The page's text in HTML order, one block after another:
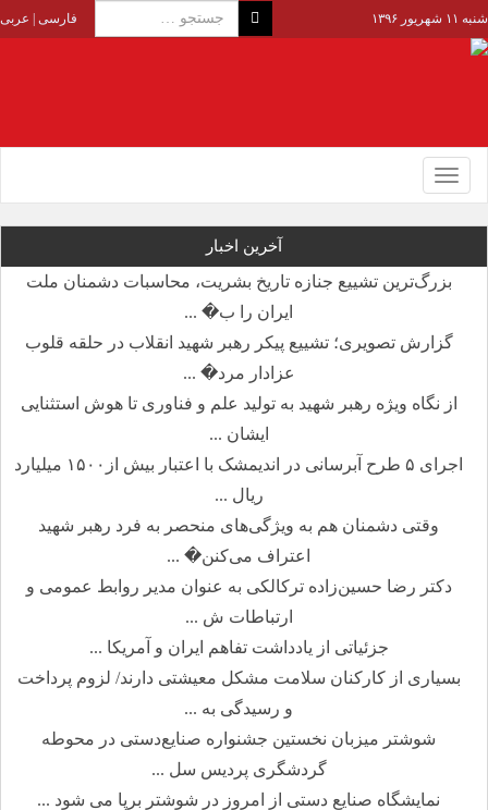
شنبه ۱۱ شهریور ۱۳۹۶ فارسی عربی
Toggle
navigation
آخرین اخبار
بزرگ‌ترین تشییع جنازه تاریخ بشریت، محاسبات دشمنان ملت
ایران را ب� ...
گزارش تصویری؛ تشییع پیکر رهبر شهید انقلاب در حلقه قلوب
عزادار مرد� ...
از نگاه ویژه رهبر شهید به تولید علم و فناوری تا هوش استثنایی
ایشان ...
اجرای ۵ طرح آبرسانی در اندیمشک با اعتبار بیش از۱۵۰۰ میلیارد
ریال ...
وقتی دشمنان هم به ویژگی‌های منحصر به فرد رهبر شهید
اعتراف می‌کنن� ...
دکتر رضا حسین‌زاده ترکالکی به عنوان مدیر روابط عمومی و
ارتباطات ش ...
جزئیاتی از یادداشت تفاهم ایران و آمریکا ...
بسیاری از کارکنان سلامت مشکل معیشتی دارند/ لزوم پرداخت
و رسیدگی به ...
شوشتر میزبان نخستین جشنواره صنایع‌دستی در محوطه
گردشگری پردیس سل ...
نمایشگاه صنایع دستی از امروز در شوشتر برپا می شود ...